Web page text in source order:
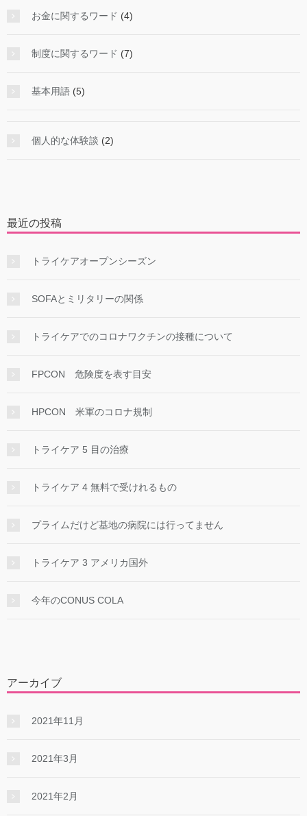
お金に関するワード (4)
制度に関するワード (7)
基本用語 (5)
個人的な体験談 (2)
最近の投稿
トライケアオープンシーズン
SOFAとミリタリーの関係
トライケアでのコロナワクチンの接種について
FPCON 危険度を表す目安
HPCON 米軍のコロナ規制
トライケア 5 目の治療
トライケア 4 無料で受けれるもの
プライムだけど基地の病院には行ってません
トライケア 3 アメリカ国外
今年のCONUS COLA
アーカイブ
2021年11月
2021年3月
2021年2月